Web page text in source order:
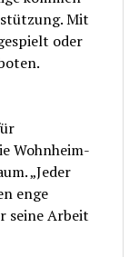
Mit
oder
Wohnheim-
„Jeder
enge
seine Arbeit